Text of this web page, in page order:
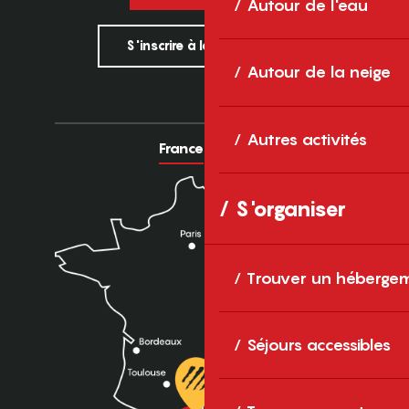
Autour de l'eau
Autour de la neige
Autres activités
S'organiser
Trouver un
Séjours accessibles
S'inscrire à la newsletter
France Europe